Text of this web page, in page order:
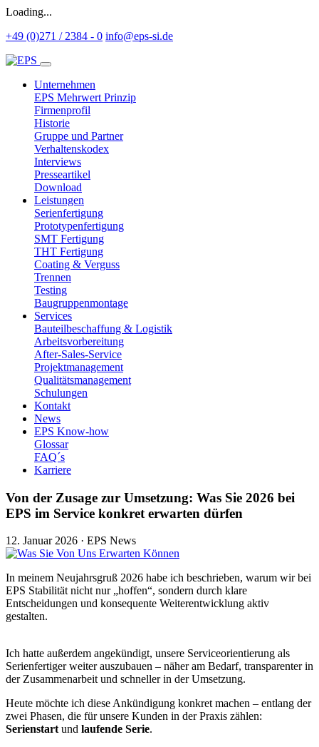
Loading...
+49 (0)271 / 2384 - 0 info@eps-si.de
Unternehmen
EPS Mehrwert Prinzip
Firmenprofil
Historie
Gruppe und Partner
Verhaltenskodex
Interviews
Presseartikel
Download
Leistungen
Serienfertigung
Prototypenfertigung
SMT Fertigung
THT Fertigung
Coating & Verguss
Trennen
Testing
Baugruppenmontage
Services
Bauteilbeschaffung & Logistik
Arbeitsvorbereitung
After-Sales-Service
Projektmanagement
Qualitätsmanagement
Schulungen
Kontakt
News
EPS Know-how
Glossar
FAQ´s
Karriere
Von der Zusage zur Umsetzung: Was Sie 2026 bei
EPS im Service konkret erwarten dürfen
12. Januar 2026 · EPS News
In meinem Neujahrsgruß 2026 habe ich beschrieben, warum wir bei
EPS Stabilität nicht nur „hoffen“, sondern durch klare
Entscheidungen und konsequente Weiterentwicklung aktiv
gestalten.
Ich hatte außerdem angekündigt, unsere Serviceorientierung als
Serienfertiger weiter auszubauen – näher am Bedarf, transparenter in
der Zusammenarbeit und schneller in der Umsetzung.
Heute möchte ich diese Ankündigung konkret machen – entlang der
zwei Phasen, die für unsere Kunden in der Praxis zählen:
Serienstartund laufende Serie.